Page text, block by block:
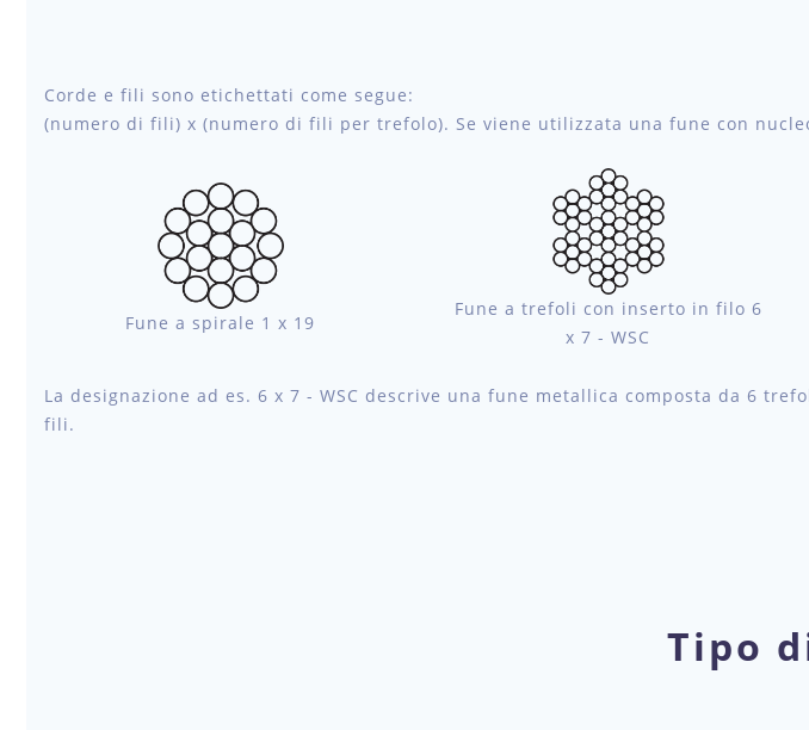
Corde e fili sono etichettati come segue:
(numero di fili) x (numero di fili per trefolo). Se viene utilizzata una fune con
Fune a spirale 1 x 19
Fune a trefoli con inserto in filo 6
x 7 - WSC
La designazione ad es. 6 x 7 - WSC descrive una fune metallica composta da 6
fili.
Tipo